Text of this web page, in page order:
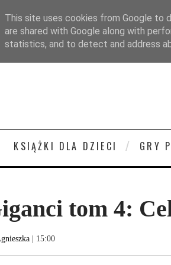
GŁÓWNA O MNIE KONTAKT/
KSIĄŻKI DLA DZIECI GRY
tom 4:
| 15:00
This site uses cookies from Google to
are shared with Google along with
statistics, and to detect and address